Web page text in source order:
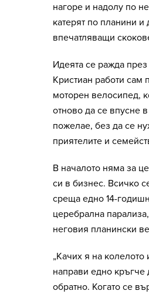
нагоре и надолу по
катерят по планини и
впечатляващи
Идеята се ражда
Кристиан работи сам
моторен велосипед,
отново да се впусне
пожелае, без да се
приятелите и
В началото няма за
си в бизнес. Всичко
среща едно 14-
церебрална
неговия планински
„Качих я на
направи едно кръгче
обратно. Когато се